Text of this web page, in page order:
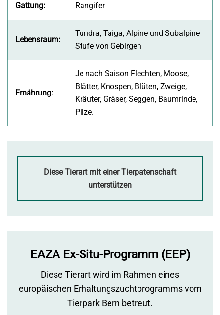
Gattung: Rangifer
Lebensraum:
Tundra, Taiga, Alpine und Subalpine
Stufe von Gebirgen
Ernährung:
Je nach Saison Flechten, Moose,
Blätter, Knospen, Blüten, Zweige,
Kräuter, Gräser, Seggen, Baumrinde,
Pilze.
Diese Tierart mit einer Tierpatenschaft
unterstützen
EAZA Ex-Situ-Programm (EEP)
Diese Tierart wird im Rahmen eines
europäischen Erhaltungszuchtprogramms vom
Tierpark Bern betreut.